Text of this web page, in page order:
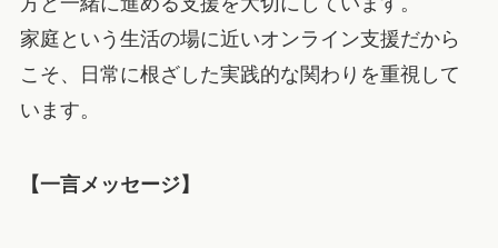
家庭という生活の場に近いオンライン支援だから
こそ、日常に根ざした実践的な関わりを重視して
います。
【一言メッセージ】